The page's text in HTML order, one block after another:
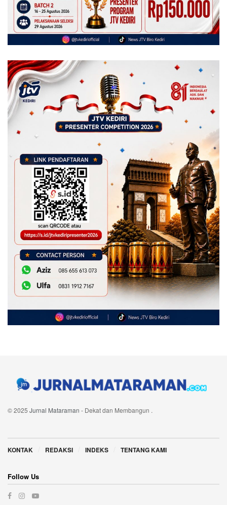
© 2025 Jurnal Mataraman - Dekat dan Membangun .
KONTAK REDAKSI INDEKS TENTANG KAMI
Follow Us